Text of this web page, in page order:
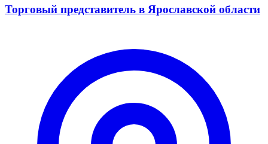
Торговый представитель в Ярославской области